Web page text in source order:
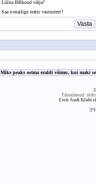
Lülita BBkood välja?
Saa e-mailiga teatis vastustest?
Miks peaks ostma eraldi võimu, kui maki
Täiendanud:
Eesti Audi Klubi